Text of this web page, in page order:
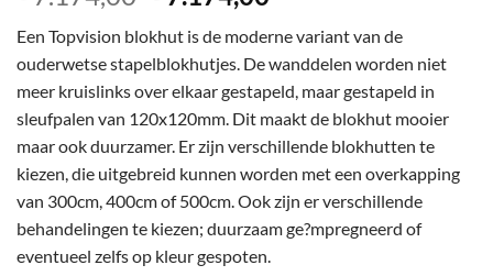
was:
€ 7.174,00.
is:
€ 7.174,00.
Een Topvision blokhut is de moderne variant van de
ouderwetse stapelblokhutjes. De wanddelen worden niet
meer kruislinks over elkaar gestapeld, maar gestapeld in
sleufpalen van 120x120mm. Dit maakt de blokhut mooier
maar ook duurzamer. Er zijn verschillende blokhutten te
kiezen, die uitgebreid kunnen worden met een overkapping
van 300cm, 400cm of 500cm. Ook zijn er verschillende
behandelingen te kiezen; duurzaam ge?mpregneerd of
eventueel zelfs op kleur gespoten.